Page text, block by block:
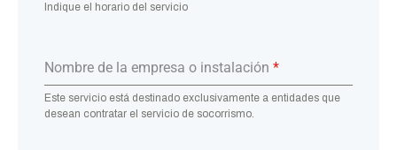
Indique el horario del servicio
Nombre de la empresa o instalación *
Este servicio está destinado exclusivamente a entidades que
desean contratar el servicio de socorrismo.